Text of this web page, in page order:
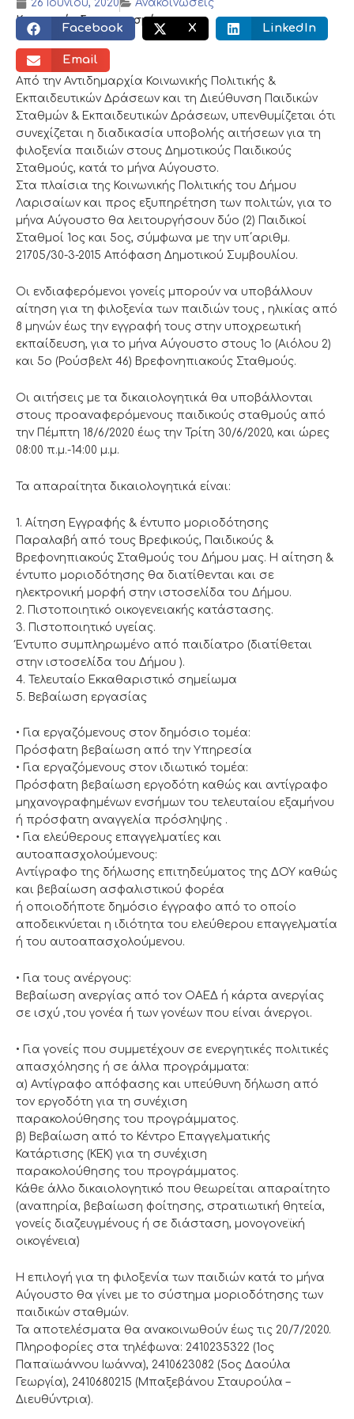
26 Ιουνίου, 2020
Ανακοινώσεις
Κοινωνικός διαμοιρασμός:
Facebook X LinkedIn
Email
Από την Αντιδημαρχία Κοινωνικής Πολιτικής &
Εκπαιδευτικών Δράσεων και τη Διεύθυνση Παιδικών
Σταθμών & Εκπαιδευτικών Δράσεων, υπενθυμίζεται ότι
συνεχίζεται η διαδικασία υποβολής αιτήσεων για τη
φιλοξενία παιδιών στους Δημοτικούς Παιδικούς
Σταθμούς, κατά το μήνα Αύγουστο.
Στα πλαίσια της Κοινωνικής Πολιτικής του Δήμου
Λαρισαίων και προς εξυπηρέτηση των πολιτών, για το
μήνα Αύγουστο θα λειτουργήσουν δύο (2) Παιδικοί
Σταθμοί 1ος και 5ος, σύμφωνα με την υπ΄αριθμ.
21705/30-3-2015 Απόφαση Δημοτικού Συμβουλίου.
Οι ενδιαφερόμενοι γονείς μπορούν να υποβάλλουν
αίτηση για τη φιλοξενία των παιδιών τους , ηλικίας από
8 μηνών έως την εγγραφή τους στην υποχρεωτική
εκπαίδευση, για το μήνα Αύγουστο στους 1ο (Αιόλου 2)
και 5ο (Ρούσβελτ 46) Βρεφονηπιακούς Σταθμούς.
Οι αιτήσεις με τα δικαιολογητικά θα υποβάλλονται
στους προαναφερόμενους παιδικούς σταθμούς από
την Πέμπτη 18/6/2020 έως την Τρίτη 30/6/2020, και ώρες
08:00 π.μ.-14:00 μ.μ.
Τα απαραίτητα δικαιολογητικά είναι:
1. Αίτηση Εγγραφής & έντυπο μοριοδότησης
Παραλαβή από τους Βρεφικούς, Παιδικούς &
Βρεφονηπιακούς Σταθμούς του Δήμου μας. Η αίτηση &
έντυπο μοριοδότησης θα διατίθενται και σε
ηλεκτρονική μορφή στην ιστοσελίδα του Δήμου.
2. Πιστοποιητικό οικογενειακής κατάστασης.
3. Πιστοποιητικό υγείας.
Έντυπο συμπληρωμένο από παιδίατρο (διατίθεται
στην ιστοσελίδα του Δήμου ).
4. Τελευταίο Εκκαθαριστικό σημείωμα
5. Βεβαίωση εργασίας
• Για εργαζόμενους στον δημόσιο τομέα:
Πρόσφατη βεβαίωση από την Υπηρεσία
• Για εργαζόμενους στον ιδιωτικό τομέα:
Πρόσφατη βεβαίωση εργοδότη καθώς και αντίγραφο
μηχανογραφημένων ενσήμων του τελευταίου εξαμήνου
ή πρόσφατη αναγγελία πρόσληψης .
• Για ελεύθερους επαγγελματίες και
αυτοαπασχολούμενους:
Aντίγραφο της δήλωσης επιτηδεύματος της ΔΟΥ καθώς
και βεβαίωση ασφαλιστικού φορέα
ή οποιοδήποτε δημόσιο έγγραφο από το οποίο
αποδεικνύεται η ιδιότητα του ελεύθερου επαγγελματία
ή του αυτοαπασχολούμενου.
• Για τους ανέργους:
Βεβαίωση ανεργίας από τον ΟΑΕΔ ή κάρτα ανεργίας
σε ισχύ ,του γονέα ή των γονέων που είναι άνεργοι.
• Για γονείς που συμμετέχουν σε ενεργητικές πολιτικές
απασχόλησης ή σε άλλα προγράμματα:
α) Αντίγραφο απόφασης και υπεύθυνη δήλωση από
τον εργοδότη για τη συνέχιση
παρακολούθησης του προγράμματος.
β) Βεβαίωση από το Κέντρο Επαγγελματικής
Κατάρτισης (ΚΕΚ) για τη συνέχιση
παρακολούθησης του προγράμματος.
Κάθε άλλο δικαιολογητικό που θεωρείται απαραίτητο
(αναπηρία, βεβαίωση φοίτησης, στρατιωτική θητεία,
γονείς διαζευγμένους ή σε διάσταση, μονογονεϊκή
οικογένεια)
Η επιλογή για τη φιλοξενία των παιδιών κατά το μήνα
Αύγουστο θα γίνει με το σύστημα μοριοδότησης των
παιδικών σταθμών.
Τα αποτελέσματα θα ανακοινωθούν έως τις 20/7/2020.
Πληροφορίες στα τηλέφωνα: 2410235322 (1ος
Παπαϊωάννου Ιωάννα), 2410623082 (5ος Δαούλα
Γεωργία), 2410680215 (Μπαξεβάνου Σταυρούλα –
Διευθύντρια).